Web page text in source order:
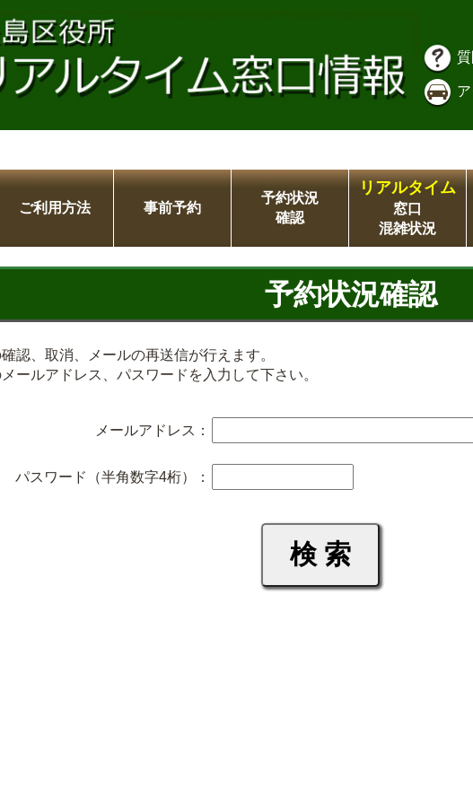
ご利用方法 事前予約
予約状況
確認
リアルタイム
窓口
混雑状況
予約状況確認
認、取消、メールの再送信が行えます。
メールアドレス、パスワードを入力して下さい。
メールアドレス：
パスワード（半角数字4桁）：